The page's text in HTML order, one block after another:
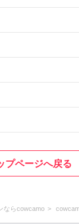
プページへ戻る
ならcowcamo